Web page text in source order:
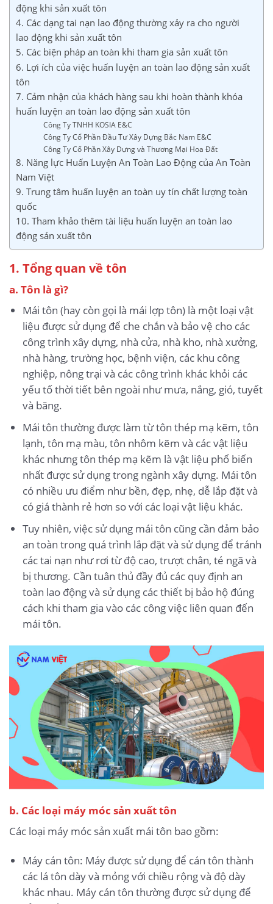
động khi sản xuất tôn
4. Các dạng tai nạn lao động thường xảy ra cho người
lao động khi sản xuất tôn
5. Các biện pháp an toàn khi tham gia sản xuất tôn
6. Lợi ích của việc huấn luyện an toàn lao động sản xuất
tôn
7. Cảm nhận của khách hàng sau khi hoàn thành khóa
huấn luyện an toàn lao động sản xuất tôn
Công Ty TNHH KOSIA E&C
Công Ty Cổ Phần Đầu Tư Xây Dựng Bắc Nam E&C
Công Ty Cổ Phần Xây Dựng và Thương Mại Hoa Đất
8. Năng lực Huấn Luyện An Toàn Lao Động của An Toàn
Nam Việt
9. Trung tâm huấn luyện an toàn uy tín chất lượng toàn
quốc
10. Tham khảo thêm tài liệu huấn luyện an toàn lao
động sản xuất tôn
1. Tổng quan về tôn
a. Tôn là gì?
Mái tôn (hay còn gọi là mái lợp tôn) là một loại vật
liệu được sử dụng để che chắn và bảo vệ cho các
công trình xây dựng, nhà cửa, nhà kho, nhà xưởng,
nhà hàng, trường học, bệnh viện, các khu công
nghiệp, nông trại và các công trình khác khỏi các
yếu tố thời tiết bên ngoài như mưa, nắng, gió, tuyết
và băng.
Mái tôn thường được làm từ tôn thép mạ kẽm, tôn
lạnh, tôn mạ màu, tôn nhôm kẽm và các vật liệu
khác nhưng tôn thép mạ kẽm là vật liệu phổ biến
nhất được sử dụng trong ngành xây dựng. Mái tôn
có nhiều ưu điểm như bền, đẹp, nhẹ, dễ lắp đặt và
có giá thành rẻ hơn so với các loại vật liệu khác.
Tuy nhiên, việc sử dụng mái tôn cũng cần đảm bảo
an toàn trong quá trình lắp đặt và sử dụng để tránh
các tai nạn như rơi từ độ cao, trượt chân, té ngã và
bị thương. Cần tuân thủ đầy đủ các quy định an
toàn lao động và sử dụng các thiết bị bảo hộ đúng
cách khi tham gia vào các công việc liên quan đến
mái tôn.
b. Các loại máy móc sản xuất tôn
Các loại máy móc sản xuất mái tôn bao gồm:
Máy cán tôn: Máy được sử dụng để cán tôn thành
các lá tôn dày và mỏng với chiều rộng và độ dày
khác nhau. Máy cán tôn thường được sử dụng để